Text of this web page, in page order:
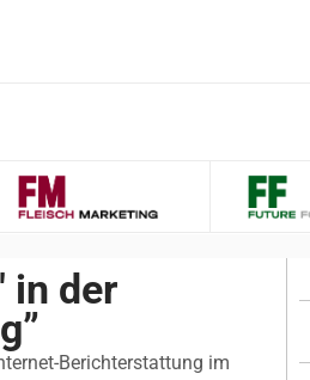
in der
Berichterstattung im